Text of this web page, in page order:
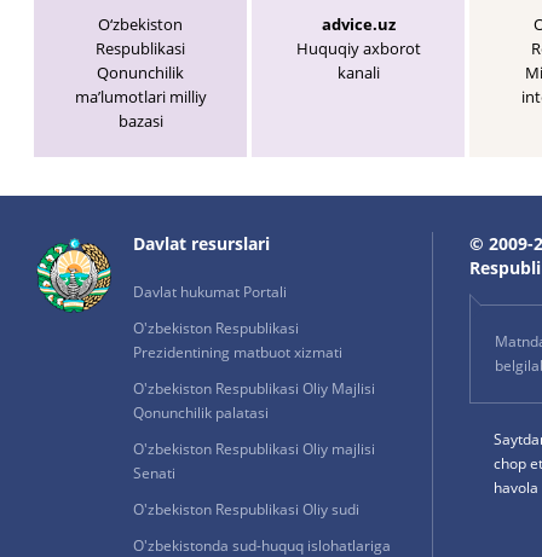
O‘zbekiston
Respublikasi
Qonunchilik
maʼlumotlari milliy
bazasi
advice.uz
Huquqiy axborot
kanali
Davlat resurslari
Davlat hukumat Portali
O'zbekiston Respublikasi
Prezidentining matbuot xizmati
O'zbekiston Respublikasi Oliy Majlisi
Qonunchilik palatasi
O'zbekiston Respublikasi Oliy majlisi
Senati
O'zbekiston Respublikasi Oliy sudi
O'zbekistonda sud-huquq islohatlariga
© 2009-
chop